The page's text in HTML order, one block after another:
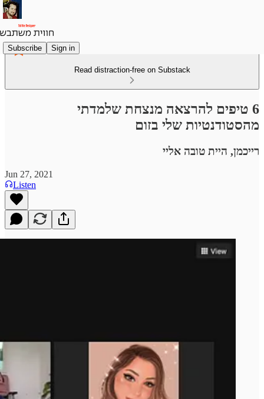
Subscribe Sign in
Read distraction-free on Substack
6 טיפים להרצאה מנצחת שלמדתי
מהסטודנטיות שלי בזום
רייכמן, היית טובה אליי
Jun 27, 2021
Listen